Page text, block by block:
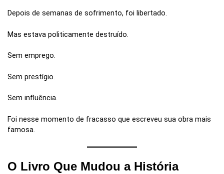
Depois de semanas de sofrimento, foi libertado.
Mas estava politicamente destruído.
Sem emprego.
Sem prestígio.
Sem influência.
Foi nesse momento de fracasso que escreveu sua obra mais
famosa.
O Livro Que Mudou a História